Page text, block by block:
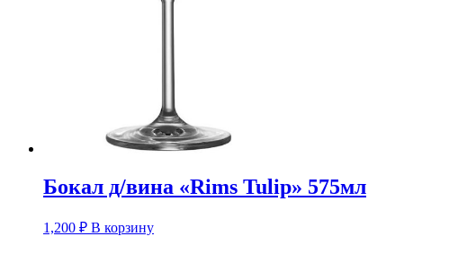
Бокал д/вина «Rims Tulip» 575мл
1,200 ₽ В корзину